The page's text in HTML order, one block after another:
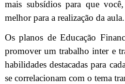
mais subsídios para que
melhor para a realização da aula.
Os planos de Educação
promover um trabalho inter e
habilidades destacadas para
se correlacionam com o tema